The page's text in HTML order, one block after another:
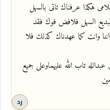
هكذا عرفناك تاتى بالسهل
السهل فلافض فوك فقد
وانت كما عهدناك كذلك فلا
تاب الله عليهماوعلى جميع
رد